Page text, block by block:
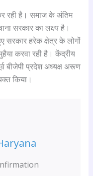
रही है। समाज के अंतिम
सरकार का लक्ष्य है।
सरकार हरेक क्षेत्र के लोगों
करवा रही है। केंद्रीय
बीजेपी प्रदेश अध्यक्ष अरूण
किया।